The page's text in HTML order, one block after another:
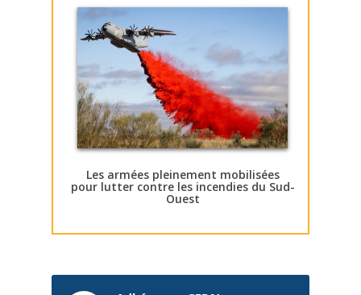
Les armées pleinement mobilisées
pour lutter contre les incendies du Sud-
Ouest